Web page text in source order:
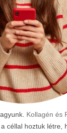
Kollagén és
céllal hoztuk létre,